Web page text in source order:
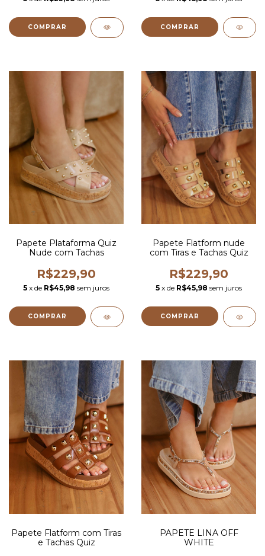
COMPRAR COMPRAR
Papete Plataforma Quiz
Nude com Tachas
R$229,90
5 x de R$45,98 sem juros
COMPRAR
Papete Flatform nude
com Tiras e Tachas Quiz
R$229,90
5 x de R$45,98 sem juros
COMPRAR
Papete Flatform com Tiras
e Tachas Quiz
PAPETE LINA OFF
WHITE